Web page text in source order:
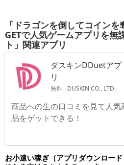
「ドラゴンを倒してコイン
GETで人気ゲームアプリを
ト」関連アプリ
ダスキンDDuetアプ
リ
無料 DUSKIN CO., LTD.
商品への生の口コミを見て人気
品をゲットできる！
お小遣い稼ぎ（アプリダウンロード